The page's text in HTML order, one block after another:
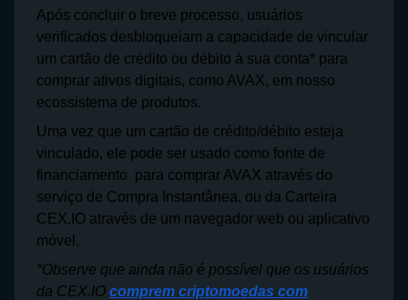
Após concluir o breve processo, usuários
verificados desbloqueiam a capacidade de vincular
um cartão de crédito ou débito à sua conta* para
comprar ativos digitais, como AVAX, em nosso
ecossistema de produtos.
Uma vez que um cartão de crédito/débito esteja
vinculado, ele pode ser usado como fonte de
financiamento para comprar AVAX através do
serviço de Compra Instantânea, ou da Carteira
CEX.IO através de um navegador web ou aplicativo
móvel.
*Observe que ainda não é possível que os usuários
da CEX.IO comprem criptomoedas com